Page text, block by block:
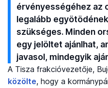
érvényességéhez az
legalább
szükséges. Minden
egy jelöltet ajánlhat,
javasol, mindegyik
A Tisza frakcióvezetője,
közölte, hogy a